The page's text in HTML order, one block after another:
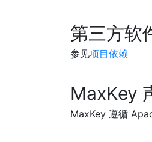
第三方软
参见项目依赖
MaxKey
MaxKey 遵循